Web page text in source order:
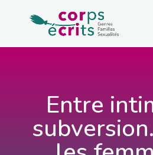
Entre